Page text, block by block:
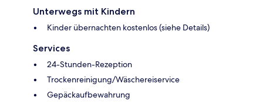
Unterwegs mit Kindern
Kinder übernachten kostenlos (siehe Details)
Services
24-Stunden-Rezeption
Trockenreinigung/Wäschereiservice
Gepäckaufbewahrung